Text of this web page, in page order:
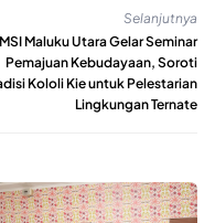
Selanjutnya
MSI Maluku Utara Gelar Seminar
Pemajuan Kebudayaan, Soroti
Kololi Kie untuk Pelestarian
Lingkungan Ternate